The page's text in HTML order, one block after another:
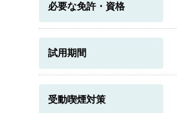
必要な免許・資格
試用期間
受動喫煙対策